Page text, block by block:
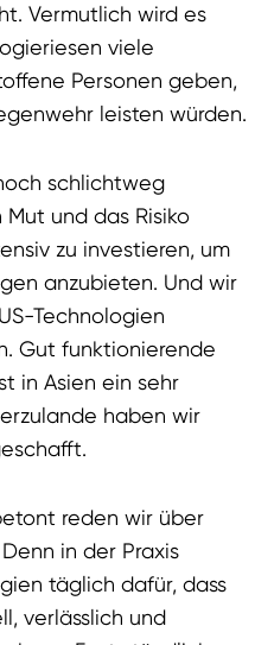
Vermutlich wird es
viele
Personen geben,
leisten würden.
schlichtweg
und das Risiko
zu investieren, um
anzubieten. Und wir
Technologien
Gut funktionierende
in Asien ein sehr
haben wir
reden wir über
in der Praxis
täglich dafür, dass
verlässlich und